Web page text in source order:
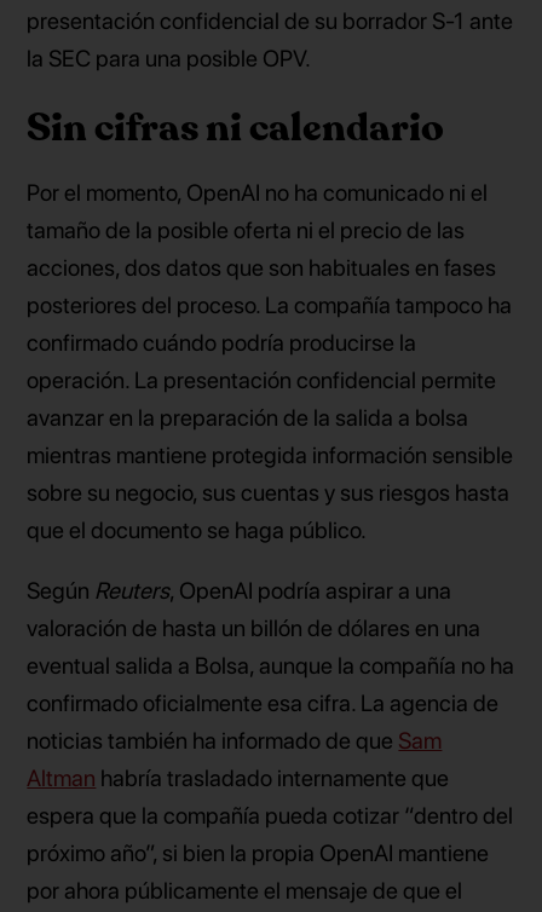
presentación confidencial de su borrador S-1 ante
la SEC para una posible OPV.
Sin cifras ni calendario
Por el momento, OpenAI no ha comunicado ni el
tamaño de la posible oferta ni el precio de las
acciones, dos datos que son habituales en fases
posteriores del proceso. La compañía tampoco ha
confirmado cuándo podría producirse la
operación. La presentación confidencial permite
avanzar en la preparación de la salida a bolsa
mientras mantiene protegida información sensible
sobre su negocio, sus cuentas y sus riesgos hasta
que el documento se haga público.
Según Reuters, OpenAI podría aspirar a una
valoración de hasta un billón de dólares en una
eventual salida a Bolsa, aunque la compañía no ha
confirmado oficialmente esa cifra. La agencia de
noticias también ha informado de que Sam
Altman habría trasladado internamente que
espera que la compañía pueda cotizar “dentro del
próximo año”, si bien la propia OpenAI mantiene
por ahora públicamente el mensaje de que el